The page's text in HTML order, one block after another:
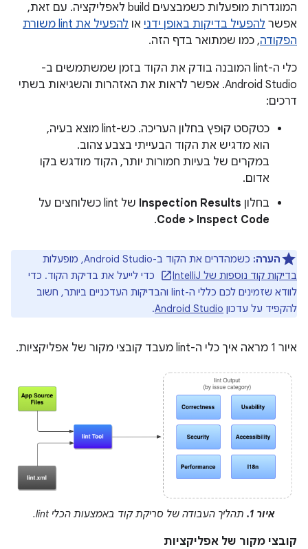
המוגדרות מופעלות כשמבצעים build לאפליקציה. עם זאת,
אפשר להפעיל בדיקות באופן ידני או
להפעיל את lint משורת
הפקודה, כמו שמתואר בדף הזה.
כלי ה-lint המובנה בודק את הקוד בזמן שמשתמשים ב-
Android Studio. אפשר לראות את האזהרות והשגיאות בשתי
דרכים:
כטקסט קופץ בחלון העריכה. כש-lint מוצא בעיה,
הוא מדגיש את הקוד הבעייתי בצבע צהוב.
במקרים של בעיות חמורות יותר, הקוד מודגש בקו
אדום.
בחלון Inspection Results של lint כשלוחצים על
Code > Inspect Code
.
הערה: כשמהדרים את הקוד ב-Android Studio, מופעלות
בדיקות קוד נוספות של IntelliJ
כדי לייעל את בדיקת הקוד. כדי
לוודא שזמינים לכם כללי ה-lint והבדיקות העדכניים ביותר, חשוב
להקפיד על עדכון Android Studio
.
איור 1 מראה איך כלי ה-lint מעבד קובצי מקור של אפליקציות.
איור 1. תהליך העבודה של סריקת קוד באמצעות הכלי lint.
קובצי מקור של אפליקציות